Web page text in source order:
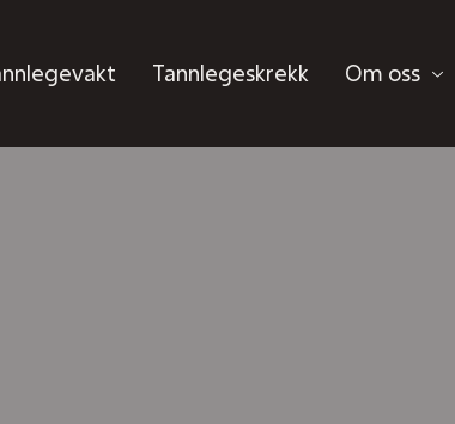
Tannlegeskrekk Om oss